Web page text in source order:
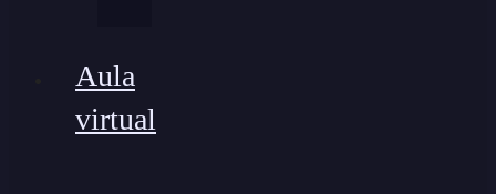
Aula
virtual